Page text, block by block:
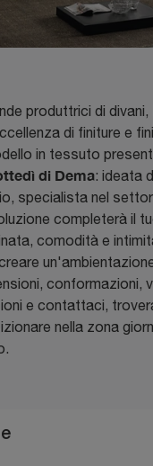
produttrici di divani,
di finiture e
in tessuto
di Dema: ideata
specialista nel
completerà il
comodità e
conformazioni,
e contattaci,
nella zona